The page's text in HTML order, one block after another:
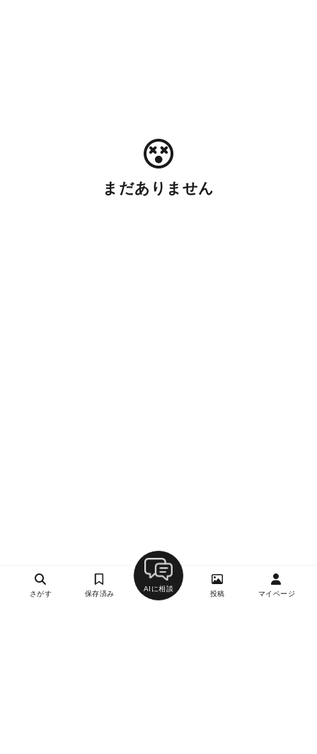
まだありません
さがす 保存済み
AIに相談
投稿 マイページ